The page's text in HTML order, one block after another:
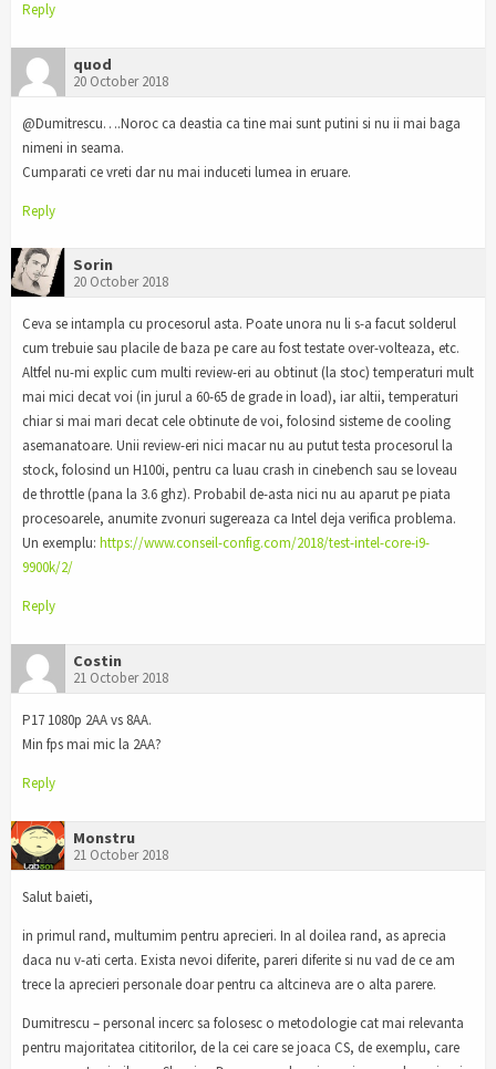
Reply
quod
20 October 2018
@Dumitrescu….Noroc ca deastia ca tine mai sunt putini si nu ii mai baga
nimeni in seama.
Cumparati ce vreti dar nu mai induceti lumea in eruare.
Reply
Sorin
20 October 2018
Ceva se intampla cu procesorul asta. Poate unora nu li s-a facut solderul
cum trebuie sau placile de baza pe care au fost testate over-volteaza, etc.
Altfel nu-mi explic cum multi review-eri au obtinut (la stoc) temperaturi mult
mai mici decat voi (in jurul a 60-65 de grade in load), iar altii, temperaturi
chiar si mai mari decat cele obtinute de voi, folosind sisteme de cooling
asemanatoare. Unii review-eri nici macar nu au putut testa procesorul la
stock, folosind un H100i, pentru ca luau crash in cinebench sau se loveau
de throttle (pana la 3.6 ghz). Probabil de-asta nici nu au aparut pe piata
procesoarele, anumite zvonuri sugereaza ca Intel deja verifica problema.
Un exemplu: https://www.conseil-config.com/2018/test-intel-core-i9-
9900k/2/
Reply
Costin
21 October 2018
P17 1080p 2AA vs 8AA.
Min fps mai mic la 2AA?
Reply
Monstru
21 October 2018
Salut baieti,
in primul rand, multumim pentru aprecieri. In al doilea rand, as aprecia
daca nu v-ati certa. Exista nevoi diferite, pareri diferite si nu vad de ce am
trece la aprecieri personale doar pentru ca altcineva are o alta parere.
Dumitrescu – personal incerc sa folosesc o metodologie cat mai relevanta
pentru majoritatea cititorilor, de la cei care se joaca CS, de exemplu, care